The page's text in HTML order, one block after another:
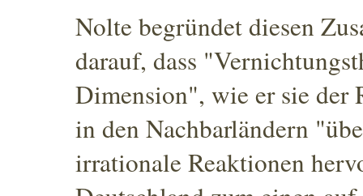
Nolte begründet diesen
darauf, dass
Dimension", wie er sie der
in den Nachbarländern
irrationale Reaktionen